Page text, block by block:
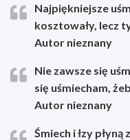
Najpiękniejsze
kosztowały, lecz
Autor nieznany
Nie zawsze się
się uśmiecham,
Autor nieznany
Śmiech i łzy